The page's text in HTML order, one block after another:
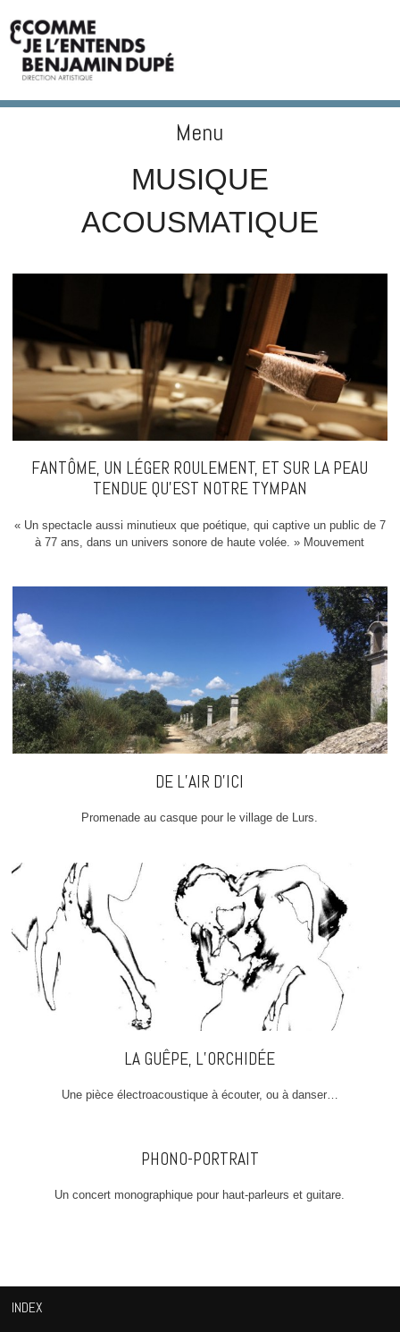
Menu
MUSIQUE
ACOUSMATIQUE
FANTÔME, UN LÉGER ROULEMENT, ET SUR LA PEAU
TENDUE QU’EST NOTRE TYMPAN
« Un spectacle aussi minutieux que poétique, qui captive un public de 7
à 77 ans, dans un univers sonore de haute volée. » Mouvement
DE L’AIR D’ICI
Promenade au casque pour le village de Lurs.
LA GUÊPE, L’ORCHIDÉE
Une pièce électroacoustique à écouter, ou à danser…
PHONO-PORTRAIT
Un concert monographique pour haut-parleurs et guitare.
INDEX